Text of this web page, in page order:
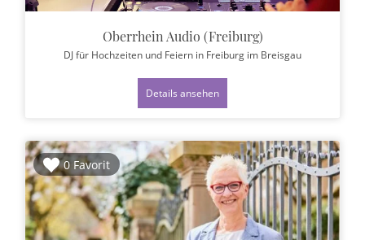
Oberrhein Audio (Freiburg)
DJ für Hochzeiten und Feiern in Freiburg im Breisgau
Details ansehen
0 Favorit